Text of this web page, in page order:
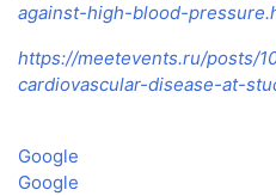
against-high-blood-
https://meetevents.ru/posts/
cardiovascular-disease-at-
Google
Google